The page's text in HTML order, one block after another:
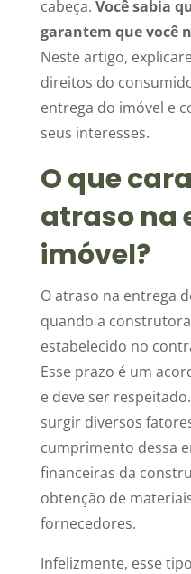
cabeça. Você sabia
garantem que você
Neste artigo,
direitos do
entrega do imóvel e
seus interesses.
O que
atraso na
imóvel?
O atraso na entrega
quando a
estabelecido no
Esse prazo é um
e deve ser
surgir diversos
cumprimento dessa
financeiras da
obtenção de
fornecedores.
Infelizmente, esse